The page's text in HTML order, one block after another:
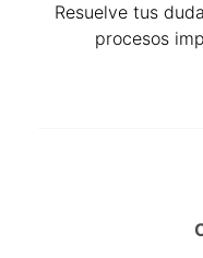
Resuelve tus
procesos